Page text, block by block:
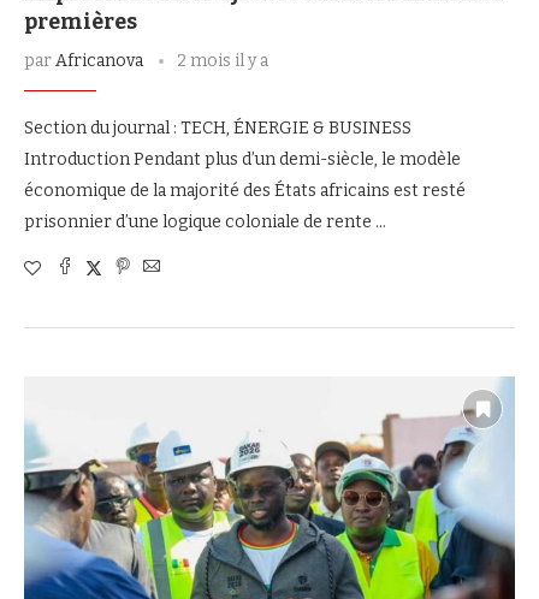
premières
parAfricanova 2 mois il y a
Section du journal : TECH, ÉNERGIE & BUSINESS
Introduction Pendant plus d’un demi-siècle, le modèle
économique de la majorité des États africains est resté
prisonnier d’une logique coloniale de rente …